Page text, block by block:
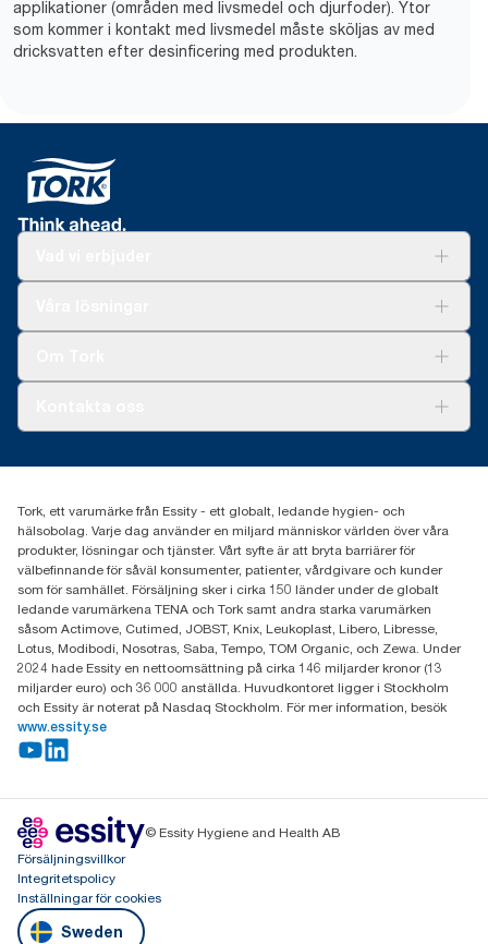
applikationer (områden med livsmedel och djurfoder). Ytor
som kommer i kontakt med livsmedel måste sköljas av med
dricksvatten efter desinficering med produkten.
031-746 17 00
Tork, ett varumärke från Essity - ett globalt, ledande hygien- och
hälsobolag. Varje dag använder en miljard människor världen över våra
produkter, lösningar och tjänster. Vårt syfte är att bryta barriärer för
välbefinnande för såväl konsumenter, patienter, vårdgivare och kunder
som för samhället. Försäljning sker i cirka 150 länder under de globalt
ledande varumärkena TENA och Tork samt andra starka varumärken
såsom Actimove, Cutimed, JOBST, Knix, Leukoplast, Libero, Libresse,
Lotus, Modibodi, Nosotras, Saba, Tempo, TOM Organic, och Zewa. Under
2024 hade Essity en nettoomsättning på cirka 146 miljarder kronor (13
miljarder euro) och 36 000 anställda. Huvudkontoret ligger i Stockholm
och Essity är noterat på Nasdaq Stockholm. För mer information, besök
www.essity.se
© Essity Hygiene and Health AB
Försäljningsvillkor
Integritetspolicy
Inställningar för cookies
Sweden